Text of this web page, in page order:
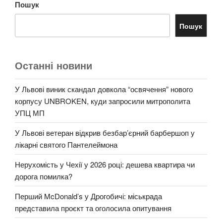
Пошук
Пошук
Останні новини
У Львові виник скандал довкола “освячення” нового
корпусу UNBROKEN, куди запросили митрополита
УПЦ МП
У Львові ветеран відкрив безбар’єрний барбершоп у
лікарні святого Пантелеймона
Нерухомість у Чехії у 2026 році: дешева квартира чи
дорога помилка?
Перший McDonald’s у Дрогобичі: міськрада
представила проєкт та оголосила опитування